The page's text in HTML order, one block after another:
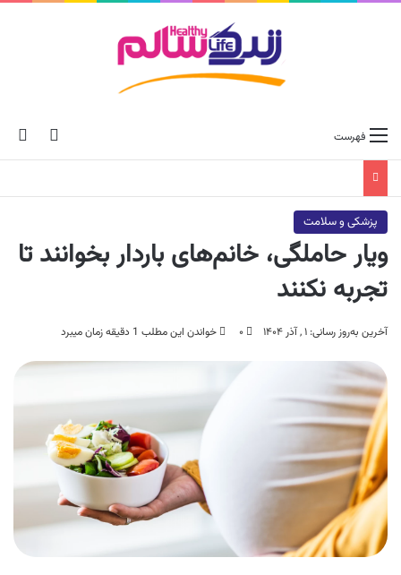
skin فهرست
پزشکی و سلامت
ویار حاملگی، خانم‌های باردار بخوانند تا
تجربه نکنند
آخرین به‌روز رسانی: ۱ , آذر ۱۴۰۴ ۰ خواندن این مطلب 1 دقیقه زمان میبرد